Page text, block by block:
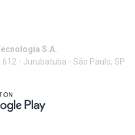
S.A.
- Jurubatuba - São Paulo, SP